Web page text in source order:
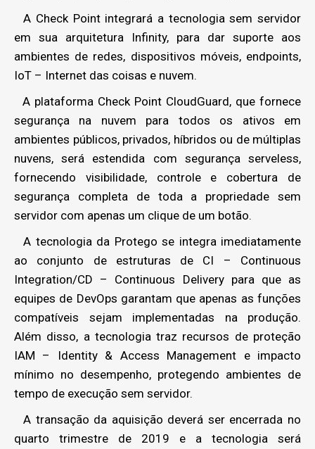
A Check Point integrará a tecnologia sem servidor
em sua arquitetura Infinity, para dar suporte aos
ambientes de redes, dispositivos móveis, endpoints,
IoT – Internet das coisas e nuvem.
A plataforma Check Point CloudGuard, que fornece
segurança na nuvem para todos os ativos em
ambientes públicos, privados, híbridos ou de múltiplas
nuvens, será estendida com segurança serveless,
fornecendo visibilidade, controle e cobertura de
segurança completa de toda a propriedade sem
servidor com apenas um clique de um botão.
A tecnologia da Protego se integra imediatamente
ao conjunto de estruturas de CI – Continuous
Integration/CD – Continuous Delivery para que as
equipes de DevOps garantam que apenas as funções
compatíveis sejam implementadas na produção.
Além disso, a tecnologia traz recursos de proteção
IAM – Identity & Access Management e impacto
mínimo no desempenho, protegendo ambientes de
tempo de execução sem servidor.
A transação da aquisição deverá ser encerrada no
quarto trimestre de 2019 e a tecnologia será